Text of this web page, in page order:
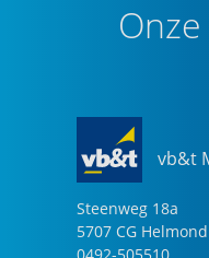
vb&t
Steenweg 18a
5707 CG Helmond